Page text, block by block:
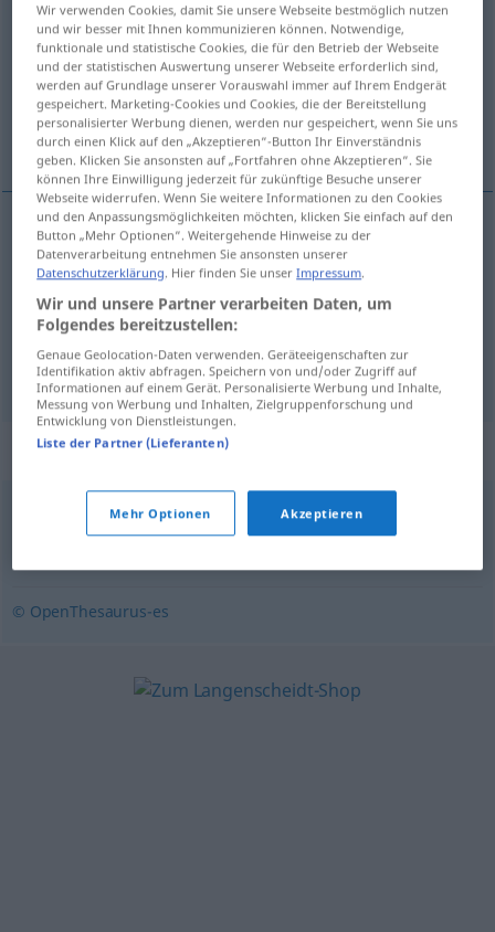
garapullom
Übersicht aller Übersetzungen
(Für mehr Details die Übersetzung anklicken/antippen)
Federpfeil Banderilla
Federpfeilm garapullo rehilete
Banderillafkleiner Spieß mit Widerhaken
garapullo TAUR
Synonyme für "garapullo"
rehilete,repullo palitroque,señal
© OpenThesaurus-es
Wir verwenden Cookies, damit Sie unsere Webseite bestmöglich nutzen
und wir besser mit Ihnen kommunizieren können. Notwendige,
funktionale und statistische Cookies, die für den Betrieb der Webseite
und der statistischen Auswertung unserer Webseite erforderlich sind,
werden auf Grundlage unserer Vorauswahl immer auf Ihrem Endgerät
gespeichert. Marketing-Cookies und Cookies, die der Bereitstellung
personalisierter Werbung dienen, werden nur gespeichert, wenn Sie uns
durch einen Klick auf den „Akzeptieren“-Button Ihr Einverständnis
geben. Klicken Sie ansonsten auf „Fortfahren ohne Akzeptieren“. Sie
können Ihre Einwilligung jederzeit für zukünftige Besuche unserer
Webseite widerrufen. Wenn Sie weitere Informationen zu den Cookies
und den Anpassungsmöglichkeiten möchten, klicken Sie einfach auf den
Button „Mehr Optionen“. Weitergehende Hinweise zu der
Datenverarbeitung entnehmen Sie ansonsten unserer
Datenschutzerklärung. Hier finden Sie unserImpressum.
Wir und unsere Partner verarbeiten Daten, um
Folgendes bereitzustellen:
Genaue Geolocation-Daten verwenden. Geräteeigenschaften zur
Identifikation aktiv abfragen. Speichern von und/oder Zugriff auf
Informationen auf einem Gerät. Personalisierte Werbung und Inhalte,
Messung von Werbung und Inhalten, Zielgruppenforschung und
Entwicklung von Dienstleistungen.
Liste der Partner (Lieferanten)
Mehr Optionen Akzeptieren